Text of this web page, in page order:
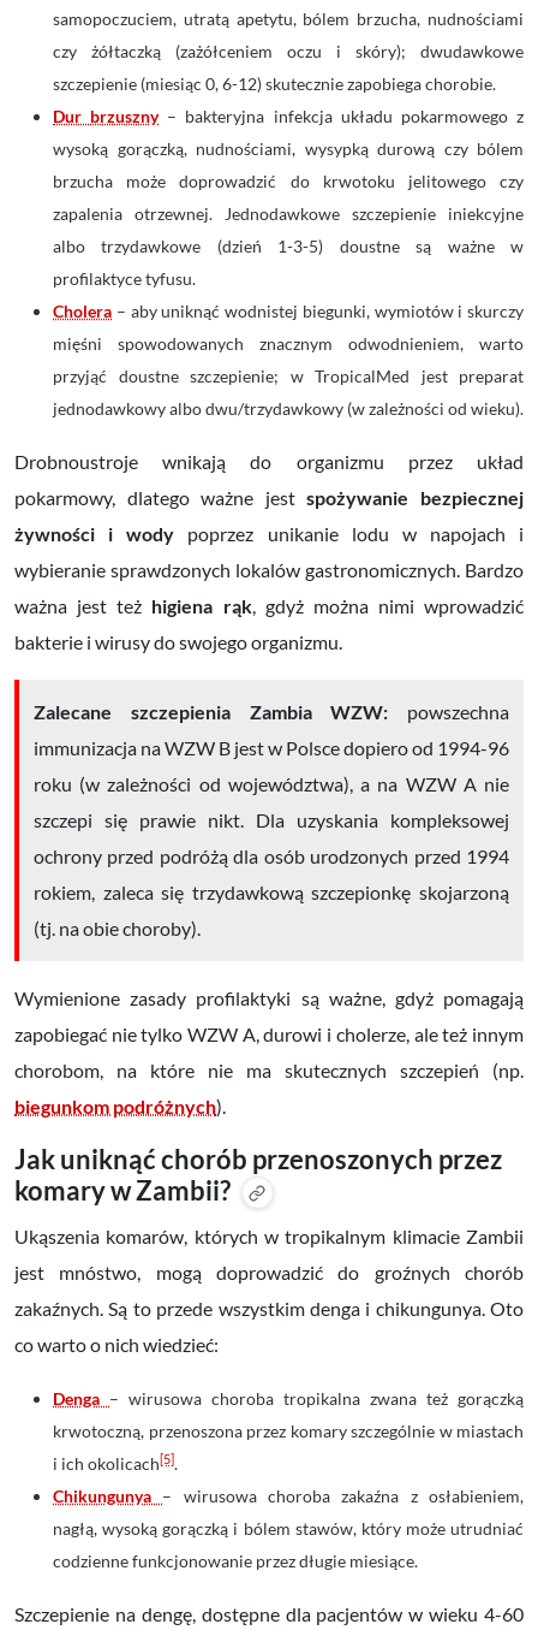
samopoczuciem, utratą apetytu, bólem brzucha, nudnościami
czy żółtaczką (zażółceniem oczu i skóry); dwudawkowe
szczepienie (miesiąc 0, 6-12) skutecznie zapobiega chorobie.
Dur brzuszny– bakteryjna infekcja układu pokarmowego z
wysoką gorączką, nudnościami, wysypką durową czy bólem
brzucha może doprowadzić do krwotoku jelitowego czy
zapalenia otrzewnej. Jednodawkowe szczepienie iniekcyjne
albo trzydawkowe (dzień 1-3-5) doustne są ważne w
profilaktyce tyfusu.
Cholera – aby uniknąć wodnistej biegunki, wymiotów i skurczy
mięśni spowodowanych znacznym odwodnieniem, warto
przyjąć doustne szczepienie; w TropicalMed jest preparat
jednodawkowy albo dwu/trzydawkowy (w zależności od wieku).
Drobnoustroje wnikają do organizmu przez układ
pokarmowy, dlatego ważne jestspożywanie bezpiecznej
żywności i wody poprzez unikanie lodu w napojach i
wybieranie sprawdzonych lokalów gastronomicznych. Bardzo
ważna jest też higiena rąk, gdyż można nimi wprowadzić
bakterie i wirusy do swojego organizmu.
Zalecane szczepienia Zambia WZW: powszechna
immunizacja na WZW B jest w Polsce dopiero od 1994-96
roku (w zależności od województwa), a na WZW A nie
szczepi się prawie nikt. Dla uzyskania kompleksowej
ochrony przed podróżą dla osób urodzonych przed 1994
rokiem, zaleca się trzydawkową szczepionkę skojarzoną
(tj. na obie choroby).
Wymienione zasady profilaktyki są ważne, gdyż pomagają
zapobiegać nie tylko WZW A, durowi i cholerze, ale też innym
chorobom, na które nie ma skutecznych szczepień (np.
biegunkom podróżnych).
Jak uniknąć chorób przenoszonych przez
komary w Zambii?
Ukąszenia komarów, których w tropikalnym klimacie Zambii
jest mnóstwo, mogą doprowadzić do groźnych chorób
zakaźnych. Są to przede wszystkim denga i chikungunya. Oto
co warto o nich wiedzieć:
Denga – wirusowa choroba tropikalna zwana też gorączką
krwotoczną, przenoszona przez komary szczególnie w miastach
i ich okolicach[5].
Chikungunya – wirusowa choroba zakaźna z osłabieniem,
nagłą, wysoką gorączką i bólem stawów, który może utrudniać
codzienne funkcjonowanie przez długie miesiące.
Szczepienie na dengę, dostępne dla pacjentów w wieku 4-60